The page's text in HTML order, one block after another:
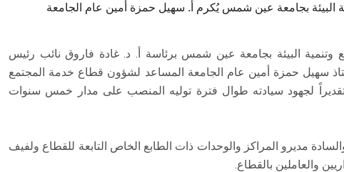
بجامعة عين شمس يُكرم أ. سهيل حمزة أمين عام الجامعة
البيئة بجامعة عين شمس برئاسة أ. د. غادة فاروق نائب رئيس
سهيل حمزة أمين عام الجامعة المساعد لشؤون قطاع خدمة المجتمع
تقديراً لجهود سيادته طوال فترة توليه المنصب على مدار خمس سنوات
مديرو المراكز والوحدات ذات الطابع الخاص التابعة للقطاع ولفيف
والعاملين بالقطاع.